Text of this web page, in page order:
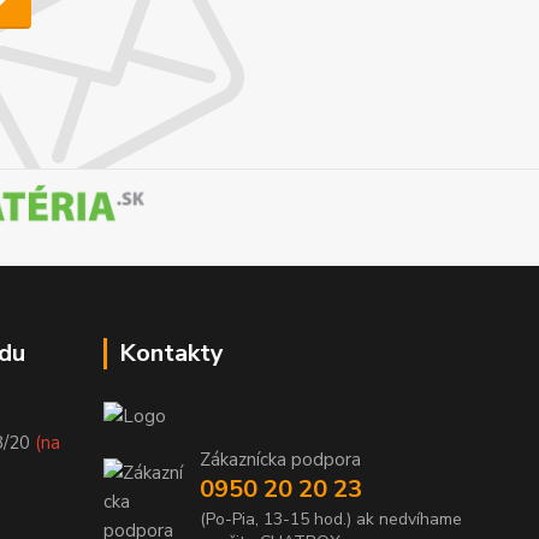
20 (na
Kontakty
Zákaznícka podpora
0950 20 20 23
(Po-Pia, 13-15 hod.) ak nedvíhame